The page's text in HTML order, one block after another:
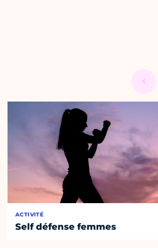
ACTIVITÉ
Self défense femmes